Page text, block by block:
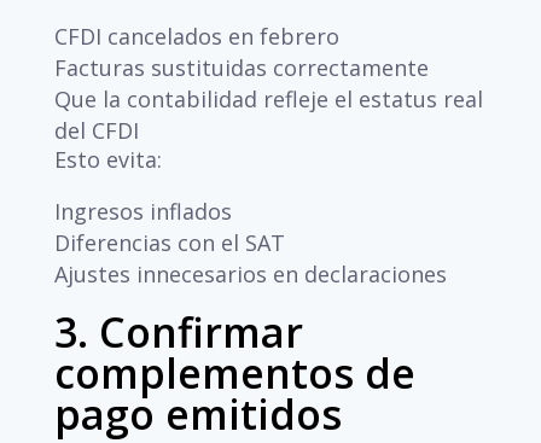
CFDI cancelados en febrero
Facturas sustituidas correctamente
Que la contabilidad refleje el estatus real
del CFDI
Esto evita:
Ingresos inflados
Diferencias con el SAT
Ajustes innecesarios en declaraciones
3. Confirmar
complementos de
pago emitidos